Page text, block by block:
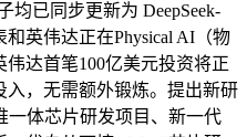
均已同步更新为 DeepSeek-
和英伟达正在Physical AI（物
达首笔100亿美元投资将正
，无需额外锻炼。提出新研
一体芯片研发项目、新一代